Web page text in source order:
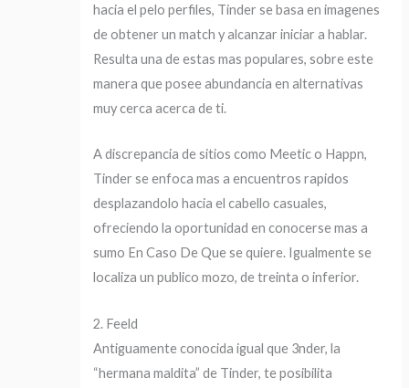
hacia el pelo perfiles, Tinder se basa en imagenes
de obtener un match y alcanzar iniciar a hablar.
Resulta una de estas mas populares, sobre este
manera que posee abundancia en alternativas
muy cerca acerca de ti.
A discrepancia de sitios como Meetic o Happn,
Tinder se enfoca mas a encuentros rapidos
desplazandolo hacia el cabello casuales,
ofreciendo la oportunidad en conocerse mas a
sumo En Caso De Que se quiere. Igualmente se
localiza un publico mozo, de treinta o inferior.
2. Feeld
Antiguamente conocida igual que 3nder, la
“hermana maldita” de Tinder, te posibilita